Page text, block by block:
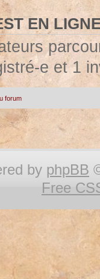
EN
e et 1
forum
by phpBB
Free